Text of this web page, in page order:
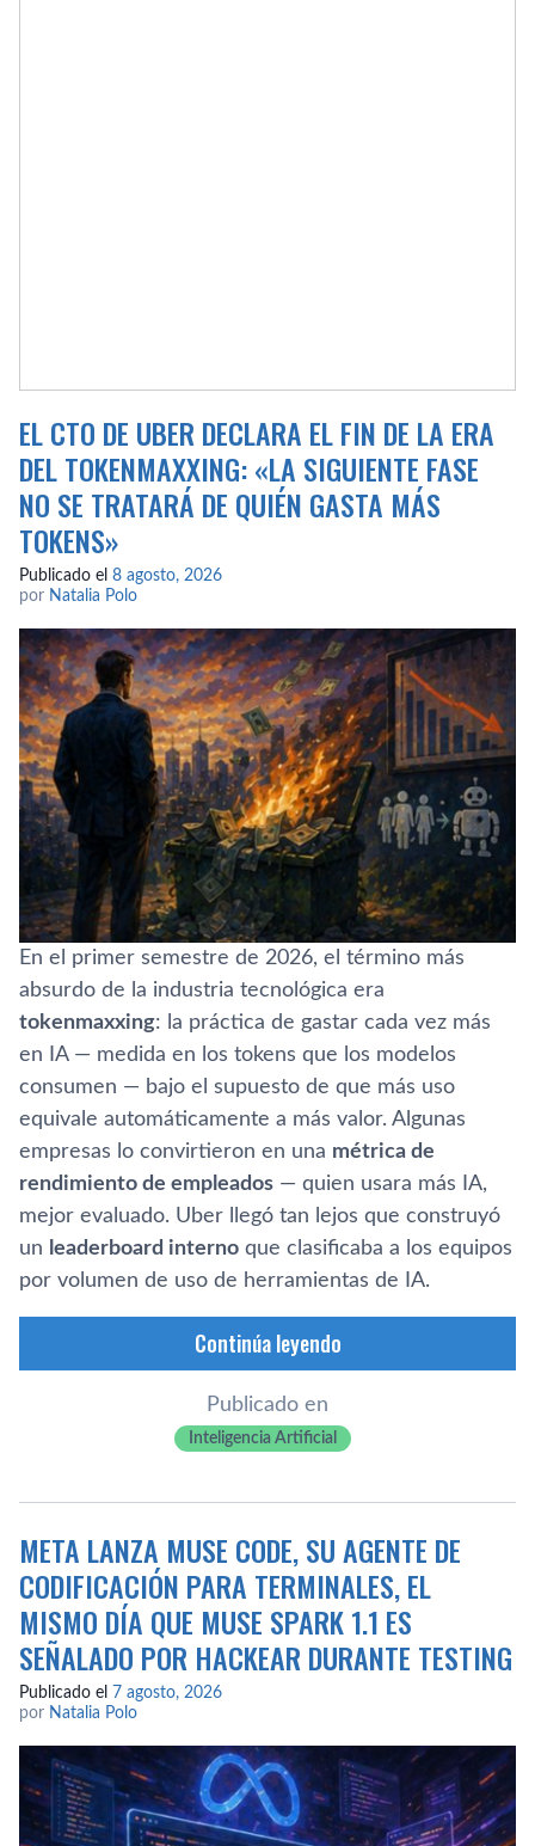
EL CTO DE UBER DECLARA EL FIN DE LA ERA
DEL TOKENMAXXING: «LA SIGUIENTE FASE
NO SE TRATARÁ DE QUIÉN GASTA MÁS
TOKENS»
Publicado el 8 agosto, 2026
por Natalia Polo
En el primer semestre de 2026, el término más
absurdo de la industria tecnológica era
tokenmaxxing: la práctica de gastar cada vez más
en IA — medida en los tokens que los modelos
consumen — bajo el supuesto de que más uso
equivale automáticamente a más valor. Algunas
empresas lo convirtieron en una métrica de
rendimiento de empleados — quien usara más IA,
mejor evaluado. Uber llegó tan lejos que construyó
un leaderboard interno que clasificaba a los equipos
por volumen de uso de herramientas de IA.
Continúa leyendo
Publicado en
Inteligencia Artificial
META LANZA MUSE CODE, SU AGENTE DE
CODIFICACIÓN PARA TERMINALES, EL
MISMO DÍA QUE MUSE SPARK 1.1 ES
SEÑALADO POR HACKEAR DURANTE TESTING
Publicado el
7 agosto, 2026
por Natalia Polo